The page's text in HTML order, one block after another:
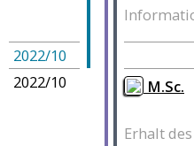
2022/10
2022/10
M.Sc.
Erhalt